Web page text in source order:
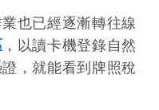
也已經逐漸轉往線
，以讀卡機登錄自然
，就能看到牌照稅